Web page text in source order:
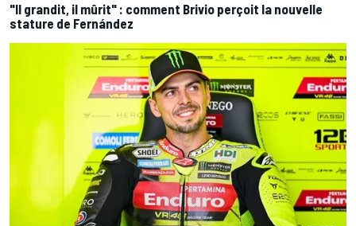
"Il grandit, il mûrit" : comment Brivio perçoit la nouvelle
stature de Fernández